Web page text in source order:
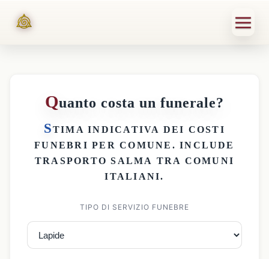
Quanto costa un funerale?
STIMA INDICATIVA DEI COSTI
FUNEBRI PER COMUNE . INCLUDE
TRASPORTO SALMA TRA COMUNI
ITALIANI.
TIPO DI SERVIZIO FUNEBRE